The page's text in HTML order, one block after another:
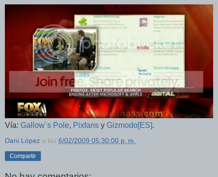
Vía: Gallow´s Pole, Pixfans y Gizmodo[ES].
Dani López a las 6/02/2009 05:30:00 p. m.
Compartir